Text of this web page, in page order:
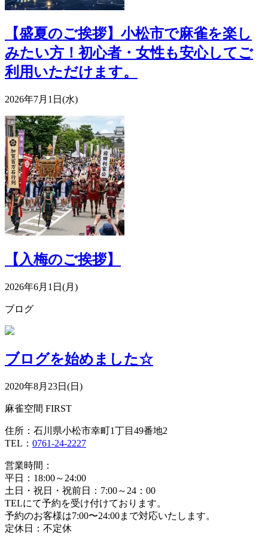
【盛夏のご挨拶】小松市で麻雀を楽し
みたい方！初心者・女性も安心してご
利用いただけます。
2026年7月1日(水)
【入梅のご挨拶】
2026年6月1日(月)
ブログ
ブログを始めました☆
2020年8月23日(日)
麻雀空間 FIRST
住所：石川県小松市幸町1丁目49番地2
TEL： 0761-24-2227
営業時間：
平日：18:00～24:00
土日・祝日・祝前日：7:00～24：00
TELにて予約を受け付けております。
予約のお客様は7:00〜24:00まで対応いたします。
定休日：不定休